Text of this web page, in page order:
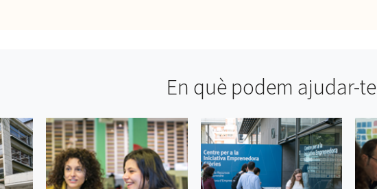
En què podem ajudar-te